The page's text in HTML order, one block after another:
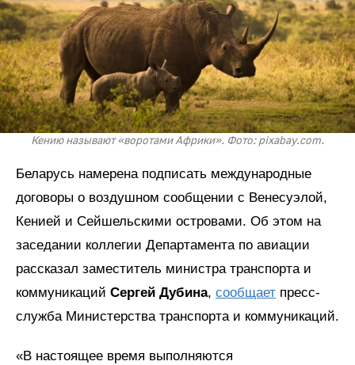
Кению называют «воротами Африки». Фото: pixabay.com.
Беларусь намерена подписать международные
договоры о воздушном сообщении с Венесуэлой,
Кенией и Сейшельскими островами. Об этом на
заседании коллегии Департамента по авиации
рассказал заместитель министра транспорта и
коммуникаций Сергей Дубина, сообщает пресс-
служба Министерства транспорта и коммуникаций.
«В настоящее время выполняются